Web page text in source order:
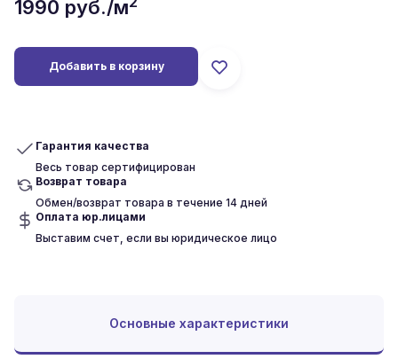
1990 руб./м
Добавить в корзину
Гарантия качества
Весь товар сертифицирован
Возврат товара
Обмен/возврат товара в течение 14 дней
Оплата юр.лицами
Выставим счет, если вы юридическое лицо
Основные характеристики